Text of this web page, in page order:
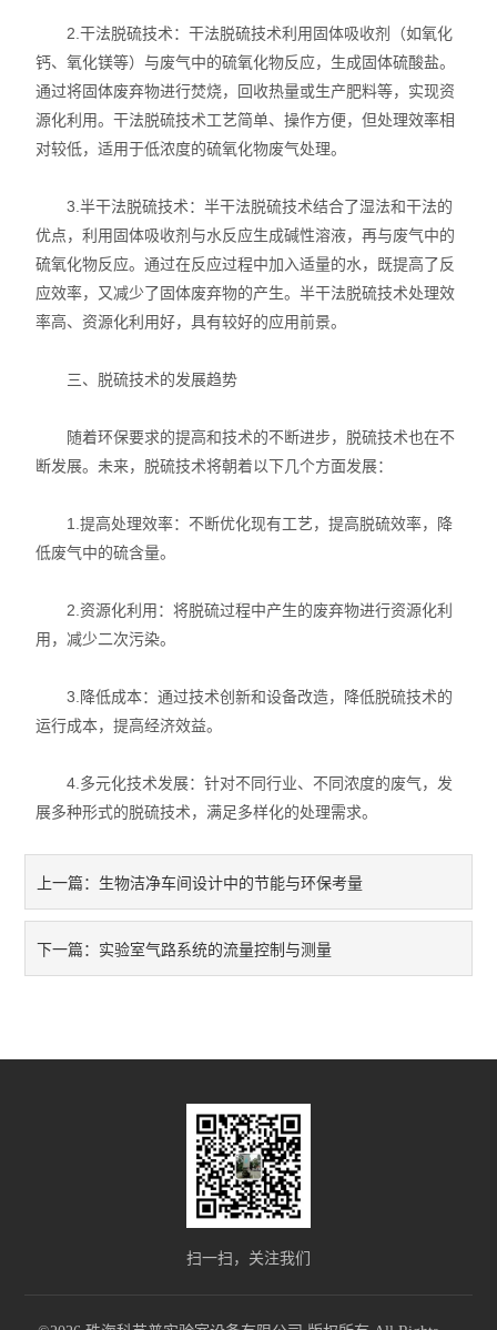
2.干法脱硫技术：干法脱硫技术利用固体吸收剂（如氧化
钙、氧化镁等）与废气中的硫氧化物反应，生成固体硫酸盐。
通过将固体废弃物进行焚烧，回收热量或生产肥料等，实现资
源化利用。干法脱硫技术工艺简单、操作方便，但处理效率相
对较低，适用于低浓度的硫氧化物废气处理。
3.半干法脱硫技术：半干法脱硫技术结合了湿法和干法的
优点，利用固体吸收剂与水反应生成碱性溶液，再与废气中的
硫氧化物反应。通过在反应过程中加入适量的水，既提高了反
应效率，又减少了固体废弃物的产生。半干法脱硫技术处理效
率高、资源化利用好，具有较好的应用前景。
三、脱硫技术的发展趋势
随着环保要求的提高和技术的不断进步，脱硫技术也在不
断发展。未来，脱硫技术将朝着以下几个方面发展：
1.提高处理效率：不断优化现有工艺，提高脱硫效率，降
低废气中的硫含量。
2.资源化利用：将脱硫过程中产生的废弃物进行资源化利
用，减少二次污染。
3.降低成本：通过技术创新和设备改造，降低脱硫技术的
运行成本，提高经济效益。
4.多元化技术发展：针对不同行业、不同浓度的废气，发
展多种形式的脱硫技术，满足多样化的处理需求。
上一篇： 生物洁净车间设计中的节能与环保考量
下一篇： 实验室气路系统的流量控制与测量
扫一扫，关注我们